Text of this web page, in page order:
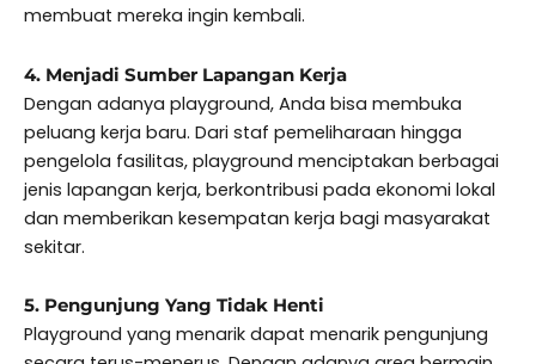
membuat mereka ingin kembali.
4. Menjadi Sumber Lapangan Kerja
Dengan adanya playground, Anda bisa membuka
peluang kerja baru. Dari staf pemeliharaan hingga
pengelola fasilitas, playground menciptakan berbagai
jenis lapangan kerja, berkontribusi pada ekonomi lokal
dan memberikan kesempatan kerja bagi masyarakat
sekitar.
5. Pengunjung Yang Tidak Henti
Playground yang menarik dapat menarik pengunjung